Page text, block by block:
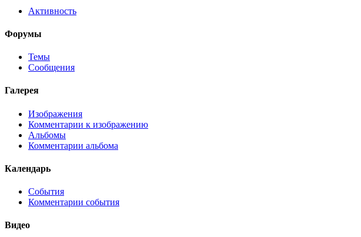
Активность
Форумы
Темы
Сообщения
Галерея
Изображения
Комментарии к изображению
Альбомы
Комментарии альбома
Календарь
События
Комментарии события
Видео